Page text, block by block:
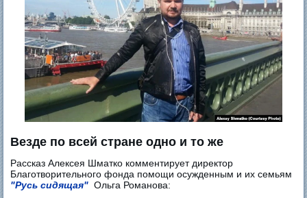
Везде по всей стране одно и то же
Рассказ Алексея Шматко комментирует директор
Благотворительного фонда помощи осужденным и их семьям
"Русь сидящая" Ольга Романова: